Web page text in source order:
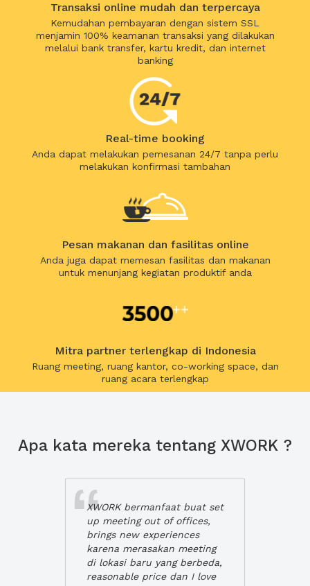
Transaksi online mudah dan terpercaya
Kemudahan pembayaran dengan sistem SSL
menjamin 100% keamanan transaksi yang dilakukan
melalui bank transfer, kartu kredit, dan internet
banking
Real-time booking
Anda dapat melakukan pemesanan 24/7 tanpa perlu
melakukan konfirmasi tambahan
Pesan makanan dan fasilitas online
Anda juga dapat memesan fasilitas dan makanan
untuk menunjang kegiatan produktif anda
Mitra partner terlengkap di Indonesia
Ruang meeting, ruang kantor, co-working space, dan
ruang acara terlengkap
Apa kata mereka tentang XWORK ?
XWORK bermanfaat buat set
up meeting out of offices,
brings new experiences
karena merasakan meeting
di lokasi baru yang berbeda,
reasonable price dan I love